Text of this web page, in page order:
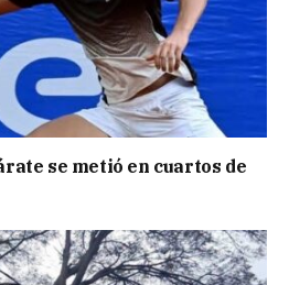
se metió en cuartos de